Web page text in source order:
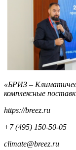
«БРИЗ –
комплексные
https://breez.ru
+7 (495) 150-50-05
climate@breez.ru